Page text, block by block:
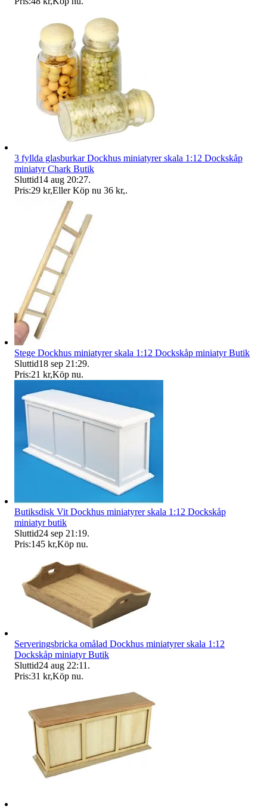
3 fyllda glasburkar Dockhus miniatyrer skala 1:12 Dockskåp
miniatyr Chark Butik
Sluttid14 aug 20:27.
Pris:29 kr,Eller Köp nu 36 kr,.
Stege Dockhus miniatyrer skala 1:12 Dockskåp miniatyr Butik
Sluttid18 sep 21:29.
Pris:21 kr,Köp nu.
Butiksdisk Vit Dockhus miniatyrer skala 1:12 Dockskåp
miniatyr butik
Sluttid24 sep 21:19.
Pris:145 kr,Köp nu.
Serveringsbricka omålad Dockhus miniatyrer skala 1:12
Dockskåp miniatyr Butik
Sluttid24 aug 22:11 .
Pris:31 kr,Köp nu.